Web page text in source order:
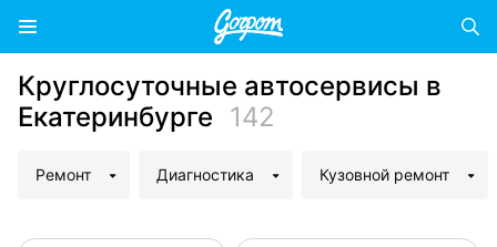
Круглосуточные автосервисы в
Екатеринбурге 142
Ремонт Диагностика Кузовной ремонт